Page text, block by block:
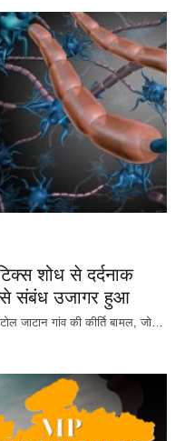
शोध से दर्दनाक
से संबंध उजागर हुआ
जाटान गांव की कीर्ति बामल, जो…